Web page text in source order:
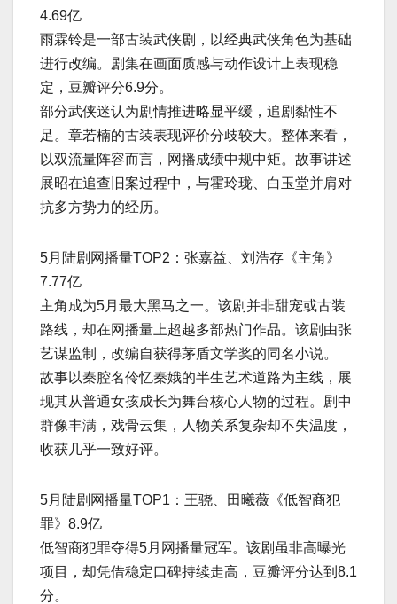
4.69亿
雨霖铃是一部古装武侠剧，以经典武侠角色为基础
进行改编。剧集在画面质感与动作设计上表现稳
定，豆瓣评分6.9分。
部分武侠迷认为剧情推进略显平缓，追剧黏性不
足。章若楠的古装表现评价分歧较大。整体来看，
以双流量阵容而言，网播成绩中规中矩。故事讲述
展昭在追查旧案过程中，与霍玲珑、白玉堂并肩对
抗多方势力的经历。
5月陆剧网播量TOP2：张嘉益、刘浩存《主角》
7.77亿
主角成为5月最大黑马之一。该剧并非甜宠或古装
路线，却在网播量上超越多部热门作品。该剧由张
艺谋监制，改编自获得茅盾文学奖的同名小说。
故事以秦腔名伶忆秦娥的半生艺术道路为主线，展
现其从普通女孩成长为舞台核心人物的过程。剧中
群像丰满，戏骨云集，人物关系复杂却不失温度，
收获几乎一致好评。
5月陆剧网播量TOP1：王骁、田曦薇《低智商犯
罪》8.9亿
低智商犯罪夺得5月网播量冠军。该剧虽非高曝光
项目，却凭借稳定口碑持续走高，豆瓣评分达到8.1
分。